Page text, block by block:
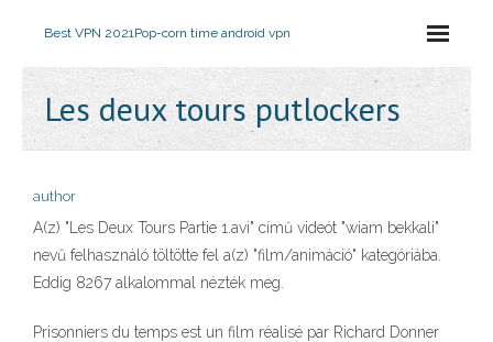
Best VPN 2021Pop-corn time android vpn
Les deux tours putlockers
author
A(z) "Les Deux Tours Partie 1.avi" című videót "wiam bekkali"
nevű felhasználó töltötte fel a(z) "film/animáció" kategóriába.
Eddig 8267 alkalommal nézték meg.
Prisonniers du temps est un film réalisé par Richard Donner